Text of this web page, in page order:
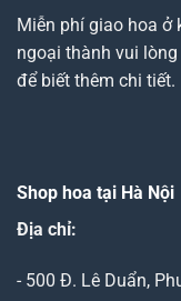
Miễn phí giao hoa ở
ngoại thành vui
để biết thêm chi tiết.
Shop hoa tại Hà Nội
Địa chỉ:
- 500 Đ. Lê Duẩn,